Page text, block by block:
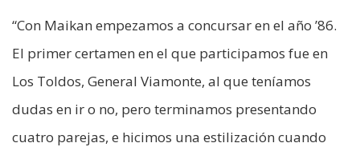
“Con Maikan empezamos a concursar en el año ’86.
El primer certamen en el que participamos fue en
Los Toldos, General Viamonte, al que teníamos
dudas en ir o no, pero terminamos presentando
cuatro parejas, e hicimos una estilización cuando